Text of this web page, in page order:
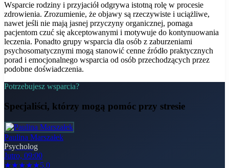
Wsparcie rodziny i przyjaciół odgrywa istotną rolę w procesie
zdrowienia. Zrozumienie, że objawy są rzeczywiste i uciążliwe,
nawet jeśli nie mają jasnej przyczyny organicznej, pomaga
pacjentom czuć się akceptowanymi i motywuje do kontynuowania
leczenia. Ponadto grupy wsparcia dla osób z zaburzeniami
psychosomatycznymi mogą stanowić cenne źródło praktycznych
porad i emocjonalnego wsparcia od osób przechodzących przez
podobne doświadczenia.
Potrzebujesz wsparcia?
Specjaliści, którzy mogą pomóc przy stresie
Paulina Marszałek
Psycholog
Jutro, 09:00
★★★★★5.0